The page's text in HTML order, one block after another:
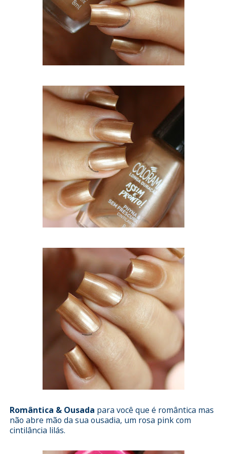
Romântica & Ousada para você que é romântica mas
não abre mão da sua ousadia, um rosa pink com
cintilância lilás.